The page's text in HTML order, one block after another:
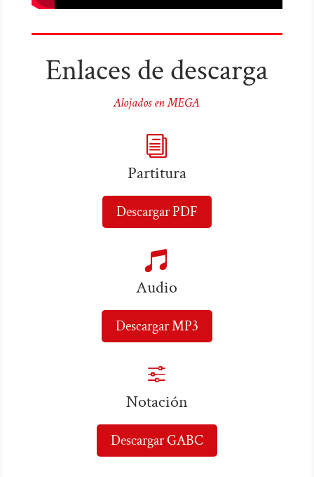
Enlaces de descarga
Alojados en MEGA
i
Partitura
Descargar PDF

Audio
Descargar MP3
f
Notación
Descargar GABC